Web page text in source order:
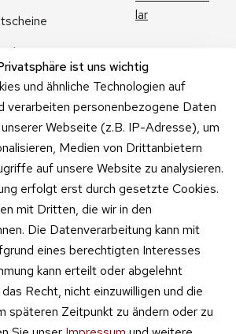
ist uns wichtig
und ähnliche Technologien auf
verarbeiten personenbezogene Daten
Webseite (z.B. IP-Adresse), um
Medien von Drittanbietern
auf unsere Website zu analysieren.
erfolgt erst durch gesetzte Cookies.
mit Dritten, die wir in den
Die Datenverarbeitung kann mit
eines berechtigten Interesses
kann erteilt oder abgelehnt
Recht, nicht einzuwilligen und die
späteren Zeitpunkt zu ändern oder zu
kaufen
lar